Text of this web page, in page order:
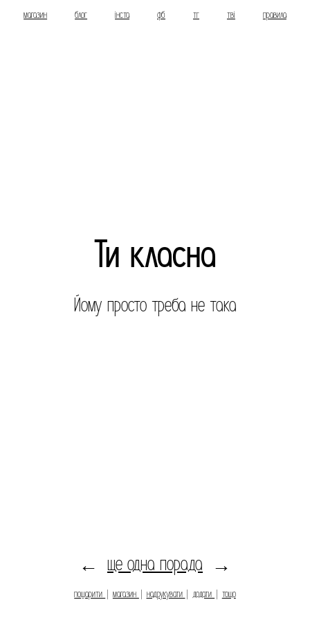
магазин блог інста фб тг тві правила
Ти класна
Йому просто треба не така
← ще одна порада →
пошарити магазин надрукувати додати тощо